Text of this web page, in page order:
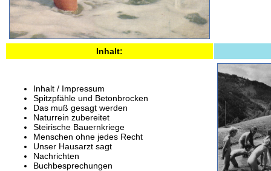
Inhalt:
Inhalt / Impressum
Spitzpfähle und Betonbrocken
Das muß gesagt werden
Naturrein zubereitet
Steirische Bauernkriege
Menschen ohne jedes Recht
Unser Hausarzt sagt
Nachrichten
Buchbesprechungen